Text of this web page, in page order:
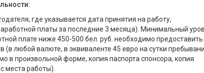
где указывается дата принятия на работу,
платы за последние 3 месяца). Минимальный
плате ниже 450-500 бел. руб. необходимо предоставить
(в любой валюте, в эквиваленте 45 евро на сутки
в произвольной форме, копия паспорта спонсора, копия
места работы).